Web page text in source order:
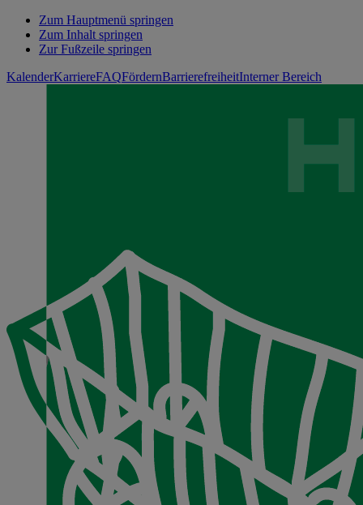
Zum Hauptmenü springen
Zum Inhalt springen
Zur Fußzeile springen
KalenderKarriereFAQFördernBarrierefreiheitInterner Bereich